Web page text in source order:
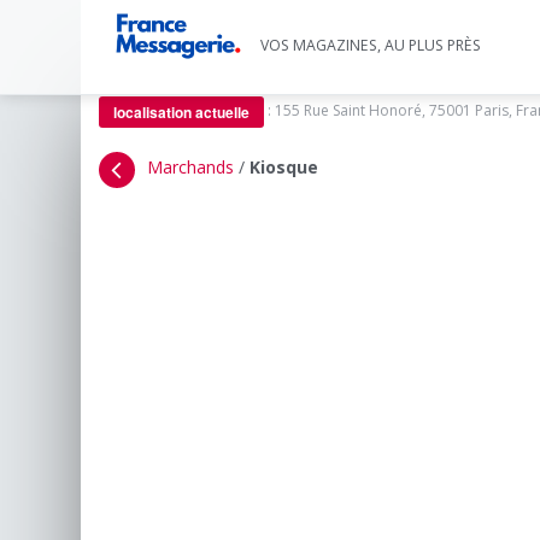
VOS MAGAZINES, AU PLUS PRÈS
localisation actuelle : 155 Rue Saint Honoré, 75001 Paris,
Marchands / Kiosque